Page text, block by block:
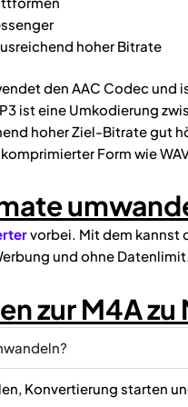
hoher Bitrate
den AAC Codec und
ist eine Umkodierung
hoher Ziel-Bitrate gut
Form wie
vorbei. Mit dem kannst
und ohne Datenlimit.
zur M4A
Konvertierung starten